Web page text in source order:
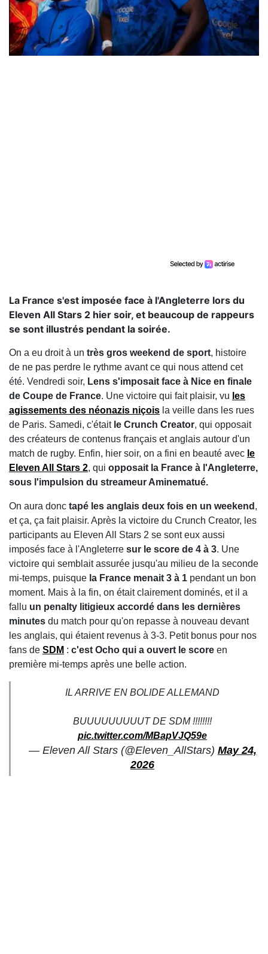
La France s'est imposée face à l'Angleterre lors du
Eleven All Stars 2 hier soir, et beaucoup de rappeurs
se sont illustrés pendant la soirée.
On a eu droit à un très gros weekend de sport, histoire
de ne pas perdre le rythme avant ce qui nous attend cet
été. Vendredi soir, Lens s'imposait face à Nice en finale
de Coupe de France. Une victoire qui fait plaisir, vu les
agissements des néonazis niçois la veille dans les rues
de Paris. Samedi, c'était le Crunch Creator, qui opposait
des créateurs de contenus français et anglais autour d'un
match de rugby. Enfin, hier soir, on a fini en beauté avec le
Eleven All Stars 2, qui opposait la France à l'Angleterre,
sous l'impulsion du streameur Aminematué.
On aura donc tapé les anglais deux fois en un weekend ,
et ça, ça fait plaisir. Après la victoire du Crunch Creator, les
participants au Eleven All Stars 2 se sont eux aussi
imposés face à l'Angleterre sur le score de 4 à 3. Une
victoire qui semblait assurée jusqu'au milieu de la seconde
mi-temps, puisque la France menait 3 à 1 pendant un bon
moment. Mais à la fin, on était clairement dominés, et il a
fallu un penalty litigieux accordé dans les dernières
minutes du match pour qu'on repasse à nouveau devant
les anglais, qui étaient revenus à 3-3. Petit bonus pour nos
fans de SDM : c'est Ocho qui a ouvert le score en
première mi-temps après une belle action.
IL ARRIVE EN BOLIDE ALLEMAND
BUUUUUUUUUT DE SDM !!!!!!!!
pic.twitter.com/MBapVJQ59e
— Eleven All Stars (@Eleven_AllStars) May 24,
2026